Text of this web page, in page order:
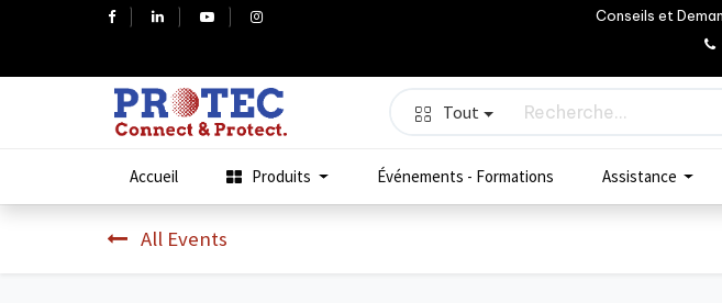
Conseils et
Tout
Accueil Produits Événements - Formations Assistance
All Events